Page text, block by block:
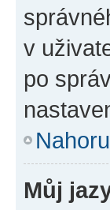
v
po
Nahoru
Můj